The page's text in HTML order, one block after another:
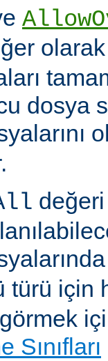
dosya
türü için
Sınıfları